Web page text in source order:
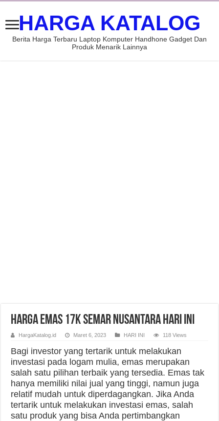
HARGA KATALOG
Berita Harga Terbaru Laptop Komputer Handhone Gadget Dan
Produk Menarik Lainnya
Harga Emas 17K Semar Nusantara Hari Ini
HargaKatalog.id Maret 6, 2023 HARI INI 118 Views
Bagi investor yang tertarik untuk melakukan
investasi pada logam mulia, emas merupakan
salah satu pilihan terbaik yang tersedia. Emas tak
hanya memiliki nilai jual yang tinggi, namun juga
relatif mudah untuk diperdagangkan. Jika Anda
tertarik untuk melakukan investasi emas, salah
satu produk yang bisa Anda pertimbangkan